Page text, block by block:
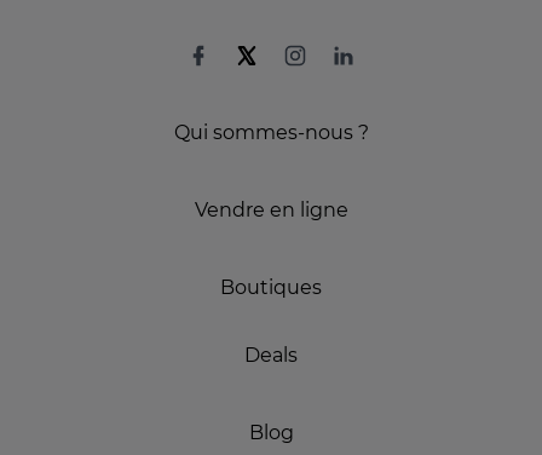
Qui sommes-nous ?
Vendre en ligne
Boutiques
Deals
Blog